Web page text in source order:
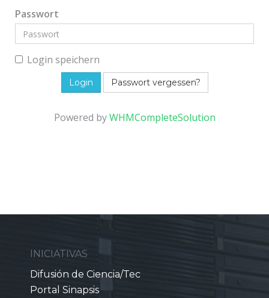
Passwort
Login speichern
Passwort vergessen?
Powered byWHMCompleteSolution
INICIATIVAS
Difusión de Ciencia/Tec
Portal Sinapsis